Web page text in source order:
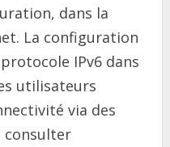
dans la
La configuration
IPv6 dans
utilisateurs
via des
consulter